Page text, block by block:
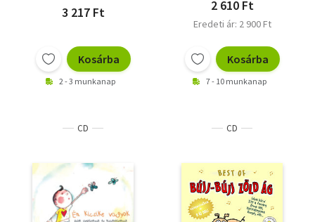
3 217 Ft
Kosárba
2 - 3 munkanap
2 610 Ft
Eredeti ár: 2 900 Ft
Kosárba
7 - 10 munkanap
CD CD